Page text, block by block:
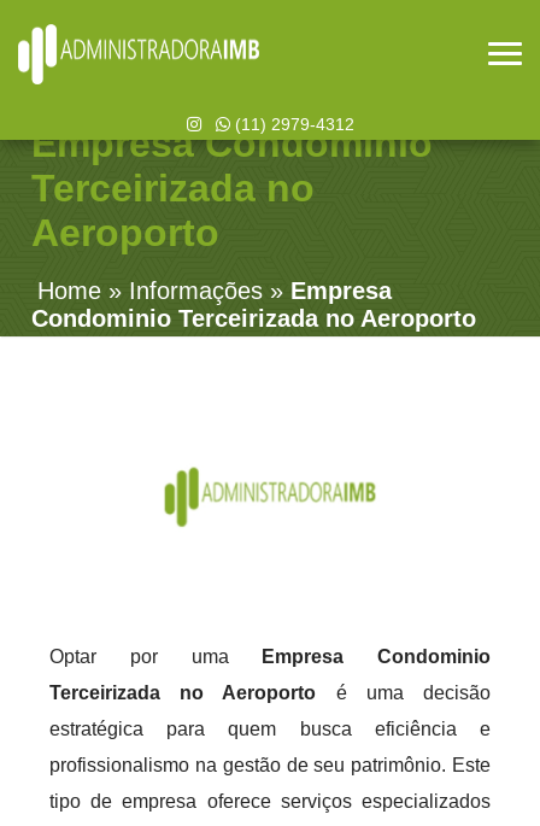
(11) 2979-4312
Empresa Condominio
Terceirizada no
Aeroporto
Home » Informações » Empresa
Condominio Terceirizada no Aeroporto
Optar por uma
Empresa Condominio
Terceirizada no Aeroporto é uma decisão
estratégica para quem busca eficiência e
profissionalismo na gestão de seu patrimônio. Este
tipo de empresa oferece serviços especializados